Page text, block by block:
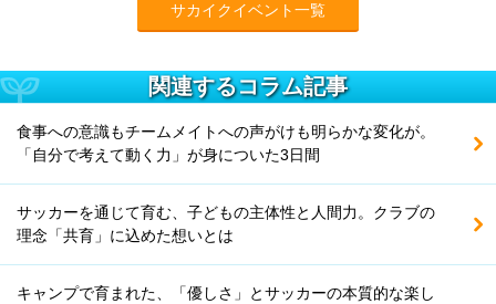
サカイクイベント一覧
関連するコラム記事
食事への意識もチームメイトへの声がけも明らかな変化が。
「自分で考えて動く力」が身についた3日間
サッカーを通じて育む、子どもの主体性と人間力。クラブの
理念「共育」に込めた想いとは
キャンプで育まれた、「優しさ」とサッカーの本質的な楽し